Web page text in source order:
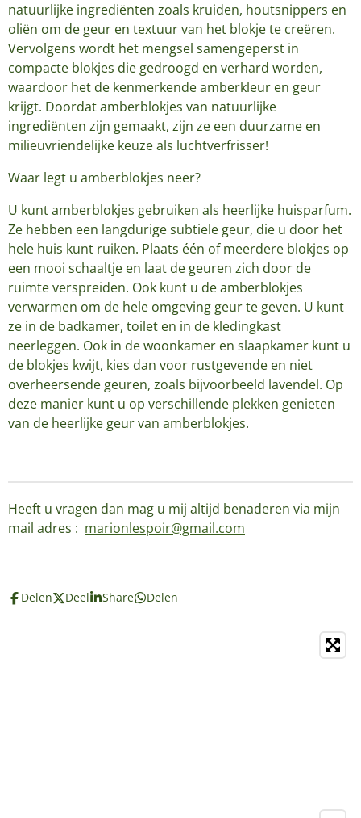
natuurlijke ingrediënten zoals kruiden, houtsnippers en
oliën om de geur en textuur van het blokje te creëren.
Vervolgens wordt het mengsel samengeperst in
compacte blokjes die gedroogd en verhard worden,
waardoor het de kenmerkende amberkleur en geur
krijgt. Doordat amberblokjes van natuurlijke
ingrediënten zijn gemaakt, zijn ze een duurzame en
milieuvriendelijke keuze als luchtverfrisser!
Waar legt u amberblokjes neer?
U kunt amberblokjes gebruiken als heerlijke huisparfum.
Ze hebben een langdurige subtiele geur, die u door het
hele huis kunt ruiken. Plaats één of meerdere blokjes op
een mooi schaaltje en laat de geuren zich door de
ruimte verspreiden. Ook kunt u de amberblokjes
verwarmen om de hele omgeving geur te geven. U kunt
ze in de badkamer, toilet en in de kledingkast
neerleggen. Ook in de woonkamer en slaapkamer kunt u
de blokjes kwijt, kies dan voor rustgevende en niet
overheersende geuren, zoals bijvoorbeeld lavendel. Op
deze manier kunt u op verschillende plekken genieten
van de heerlijke geur van amberblokjes.
Heeft u vragen dan mag u mij altijd benaderen via mijn
mail adres : marionlespoir@gmail.com
Delen Deel Share Delen